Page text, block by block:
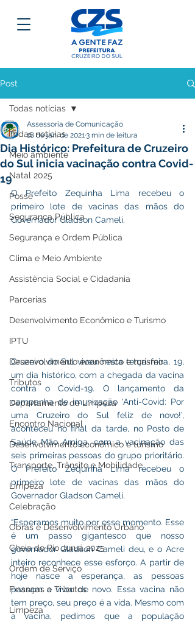
Post
Todas notícias
Meio ambiente
Natal 2025
Posse
Segurança Pública
Segurança e Ordem Pública
Clima e Meio Ambiente
Assistência Social e Cidadania
Parcerias
Desenvolvimento Econômico e Turismo
IPTU
Desenvolvimento econômico e turismo
Tributos
Departamento de Limpeza
Encontro Nacional
Desenvolvimento econômico e turismo
Transporte, Trânsito e Mobilidade
Limpeza
Celebração
Obras e Desenvolvimento Urbano
Cheia do Rio Juruá 2025
Ordem de Serviço
Finanças e Tributos
Limpeza
Todas notícias
Dia Histórico: Prefeitura de Cruzeiro
do Sul inicia vacinação contra Covid-
19
Assessoria de Comunicação
18 de jan. de 20213 min de leitura
O Prefeito Zequinha Lima recebeu o
primeiro lote de vacinas das mãos do
Governador Gladson Cameli.
Cruzeiro do Sul viveu nesta terça-feira, 19,
um dia histórico, com a chegada da vacina
contra o Covid-19. O lançamento da
campanha de imunização ‘Anti-Covid: Por
uma Cruzeiro do Sul feliz de novo!’,
aconteceu no final da tarde, no Posto de
Saúde Mão Amiga, com a vacinação das
seis primeiras pessoas do grupo prioritário.
O Prefeito Zequinha Lima recebeu o
primeiro lote de vacinas das mãos do
Governador Gladson Cameli.
“Esperamos muito por esse momento. Esse
é um passo gigantesco que nosso
governador Gladson Cameli deu, e o Acre
inteiro reconhece esse esforço. A partir de
hoje nasce a esperança, as pessoas
passam a viver de novo. Essa vacina não
tem preço, seu preço é a vida. Mesmo com
a vacina, pedimos que a população